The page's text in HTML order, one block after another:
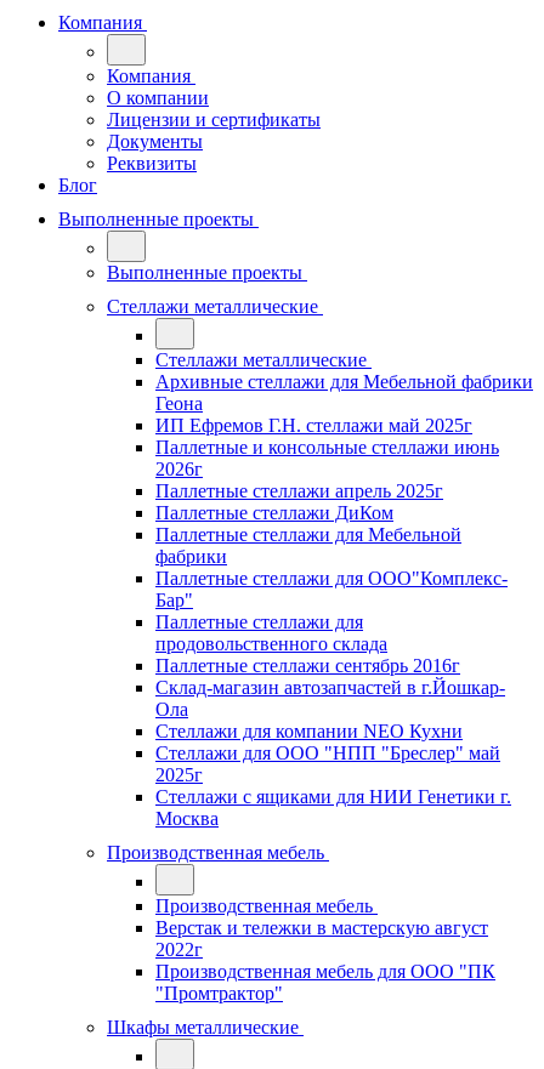
Компания
Компания
О компании
Лицензии и сертификаты
Документы
Реквизиты
Блог
Выполненные проекты
Выполненные проекты
Стеллажи металлические
Стеллажи металлические
Архивные стеллажи для Мебельной фабрики
Геона
ИП Ефремов Г.Н. стеллажи май 2025г
Паллетные и консольные стеллажи июнь
2026г
Паллетные стеллажи апрель 2025г
Паллетные стеллажи ДиКом
Паллетные стеллажи для Мебельной
фабрики
Паллетные стеллажи для ООО"Комплекс-
Бар"
Паллетные стеллажи для
продовольственного склада
Паллетные стеллажи сентябрь 2016г
Склад-магазин автозапчастей в г.Йошкар-
Ола
Стеллажи для компании NEO Кухни
Стеллажи для ООО "НПП "Бреслер" май
2025г
Стеллажи с ящиками для НИИ Генетики г.
Москва
Производственная мебель
Производственная мебель
Верстак и тележки в мастерскую август
2022г
Производственная мебель для ООО "ПК
"Промтрактор"
Шкафы металлические